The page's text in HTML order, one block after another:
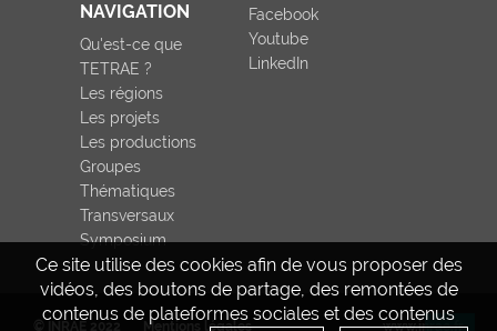
Ce site utilise des cookies afin de vous proposer des
vidéos, des boutons de partage, des remontées de
contenus de plateformes sociales et des contenus
NAVIGATION
Qu'est-ce que
TETRAE ?
Les régions
Les projets
Les productions
Groupes
Thématiques
Transversaux
Symposium
Facebook
Youtube
LinkedIn
Mentions légales www.inrae.fr